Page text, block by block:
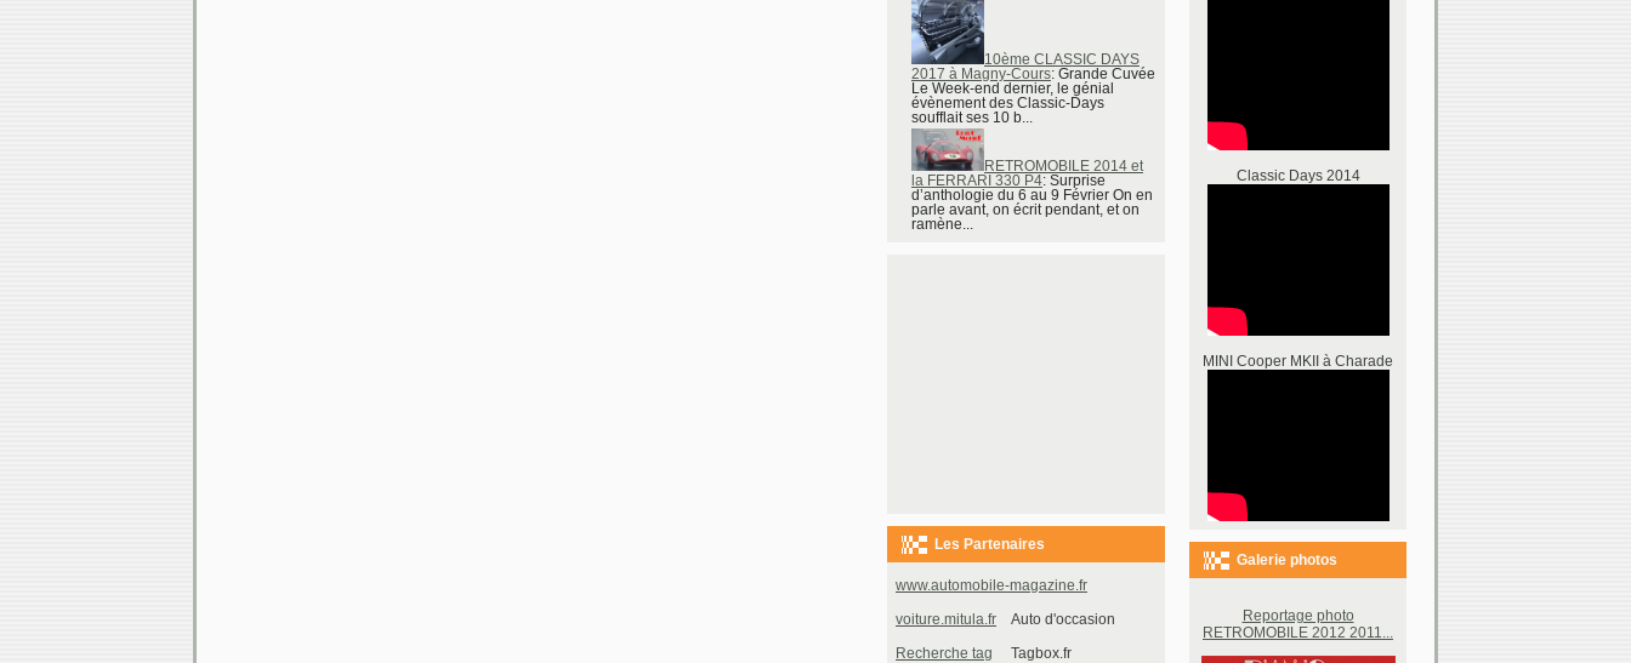
10ème CLASSIC DAYS
2017 à Magny-Cours: Grande Cuvée
Le Week-end dernier, le génial
évènement des Classic-Days
soufflait ses 10 b...
RETROMOBILE 2014 et
la FERRARI 330 P4: Surprise
d’anthologie du 6 au 9 Février On en
parle avant, on écrit pendant, et on
ramène...
Les Partenaires
www.automobile-magazine.fr
voiture.mitula.fr Auto d'occasion
Recherche tag Tagbox.fr
Classic Days 2014
MINI Cooper MKII à Charade
Galerie photos
Reportage photo
RETROMOBILE 2012 2011...